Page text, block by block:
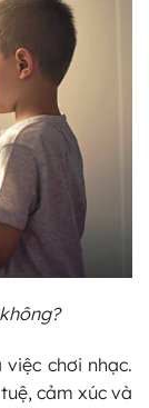
chơi nhạc.
cảm xúc và